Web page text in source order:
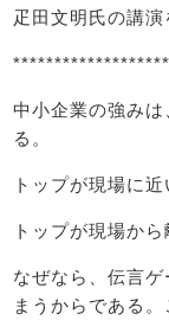
疋田文明氏の講
中小企業の強み
る。
トップが現場に
トップが現場か
なぜなら、伝言
まうからである。